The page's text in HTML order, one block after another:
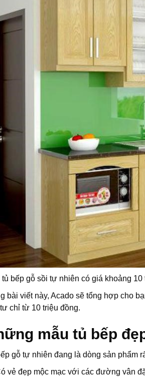
tủ bếp gỗ sồi tự nhiên có giá khoảng
bài viết này, Acado sẽ tổng hợp cho
chỉ từ 10 triệu đồng.
mẫu tủ bếp
gỗ tự nhiên đang là dòng sản phẩm
vẻ đẹp mộc mạc với các đường vân